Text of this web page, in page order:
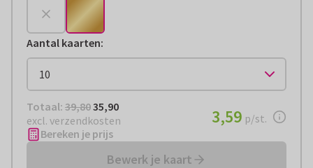
Aantal kaarten:
Totaal: € 35,90
Totaal: 39,8035,90
excl. verzendkosten
€ 3,59per stuk
3,59 p/st.
Bereken je prijs
Bewerk je kaart